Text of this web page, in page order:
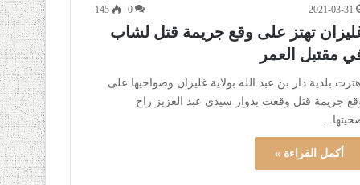
2021-03-31
0
145
تهتز على وقع جريمة قتل لشاب
مقتبل العمر
اهتزت بلدية دار بن عبد الله بولاية غليزان وضواحيها على
جريمة قتل وقعت بدوار سيدي عبد العزيز راح
أكمل القراءة »